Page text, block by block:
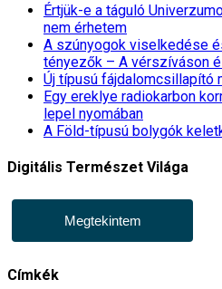
Értjük-e a táguló
nem érhetem
A szúnyogok viselkedése
tényezők – A vérszíváson
Új típusú fájdalomcsillapító
Egy ereklye radiokarbon
lepel nyomában
A Föld-típusú bolygók
Digitális Természet Világa
Megtekintem
Címkék